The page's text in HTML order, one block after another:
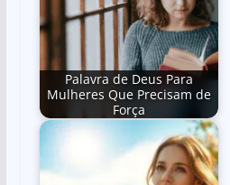
Palavra de Deus Para
Mulheres Que Precisam de
Força